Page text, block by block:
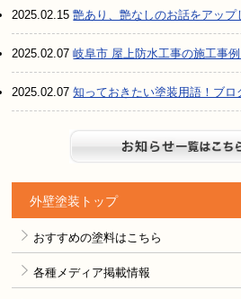
2025.02.15艶あり、艶なしのお話をアップ
2025.02.07岐阜市 屋上防水工事の施工事
2025.02.07知っておきたい塗装用語！ブロ
外壁塗装トップ
おすすめの塗料はこちら
各種メディア掲載情報